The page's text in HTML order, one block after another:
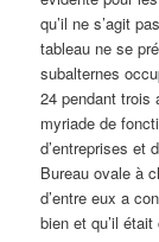
qu’il ne s’agit
tableau ne se
subalternes
24 pendant trois
myriade de
d’entreprises et
Bureau ovale à
d’entre eux a
bien et qu’il